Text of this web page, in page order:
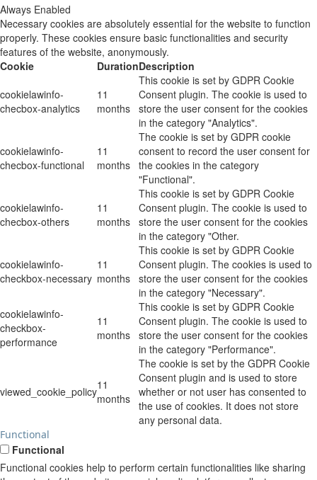
Always Enabled
Necessary cookies are absolutely essential for the website to function
properly. These cookies ensure basic functionalities and security
features of the website, anonymously.
Cookie
DurationDescription
cookielawinfo-
checbox-analytics
11
months
This cookie is set by GDPR Cookie
Consent plugin. The cookie is used to
store the user consent for the cookies
in the category "Analytics".
cookielawinfo-
checbox-functional
11
months
The cookie is set by GDPR cookie
consent to record the user consent for
the cookies in the category
"Functional".
cookielawinfo-
checbox-others
11
months
This cookie is set by GDPR Cookie
Consent plugin. The cookie is used to
store the user consent for the cookies
in the category "Other.
cookielawinfo-
checkbox-necessary
11
months
This cookie is set by GDPR Cookie
Consent plugin. The cookies is used to
store the user consent for the cookies
in the category "Necessary".
cookielawinfo-
checkbox-
performance
11
months
This cookie is set by GDPR Cookie
Consent plugin. The cookie is used to
store the user consent for the cookies
in the category "Performance".
viewed_cookie_policy11
months
The cookie is set by the GDPR Cookie
Consent plugin and is used to store
whether or not user has consented to
the use of cookies. It does not store
any personal data.
Functional
Functional
Functional cookies help to perform certain functionalities like sharing